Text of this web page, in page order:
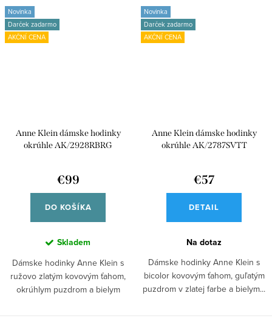
Novinka
Darček zadarmo
AKČNÍ CENA
Anne Klein dámske hodinky
okrúhle AK/2928RBRG
€99
DO KOŠÍKA
Skladem
Dámske hodinky Anne Klein s
ružovo zlatým kovovým ťahom,
okrúhlym puzdrom a bielym
Novinka
Darček zadarmo
AKČNÍ CENA
Anne Klein dámske hodinky
okrúhle AK/2787SVTT
€57
DETAIL
Na dotaz
Dámske hodinky Anne Klein s
bicolor kovovým ťahom, guľatým
puzdrom v zlatej farbe a bielym...